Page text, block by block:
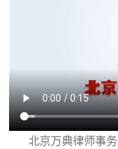
北京万典律师事务